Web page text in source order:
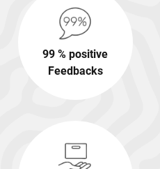
99 % positive
Feedbacks